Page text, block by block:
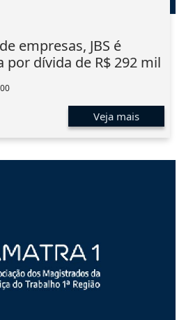
empresas, JBS é
por dívida de R$ 292 mil
Veja mais